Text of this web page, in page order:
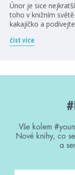
Únor je sice
toho v knižním
kakajíčko a
číst více
Vše kolem
Nové knihy, co
a